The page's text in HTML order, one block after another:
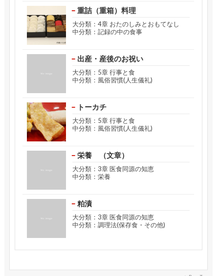
重詰（重箱）料理
大分類：4章 おたのしみとおもてなし
中分類：記録の中の食事
出産・産後のお祝い
大分類：5章 行事と食
中分類：風俗習慣(人生儀礼)
トーカチ
大分類：5章 行事と食
中分類：風俗習慣(人生儀礼)
栄養 （文章）
大分類：3章 医食同源の知恵
中分類：栄養
粕漬
大分類：3章 医食同源の知恵
中分類：調理法(保存食・その他)